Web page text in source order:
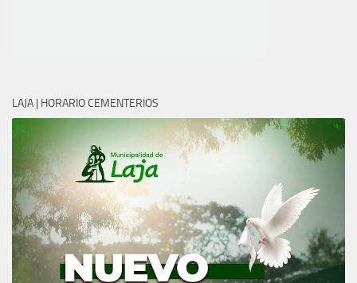
LAJA | HORARIO CEMENTERIOS